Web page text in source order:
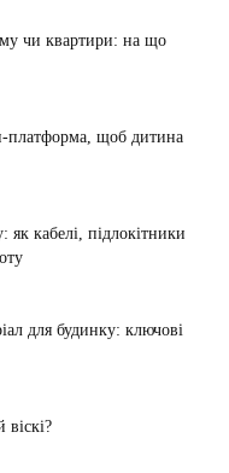
чи квартири: на що
платформа, щоб дитина
як кабелі, підлокітники
для будинку: ключові